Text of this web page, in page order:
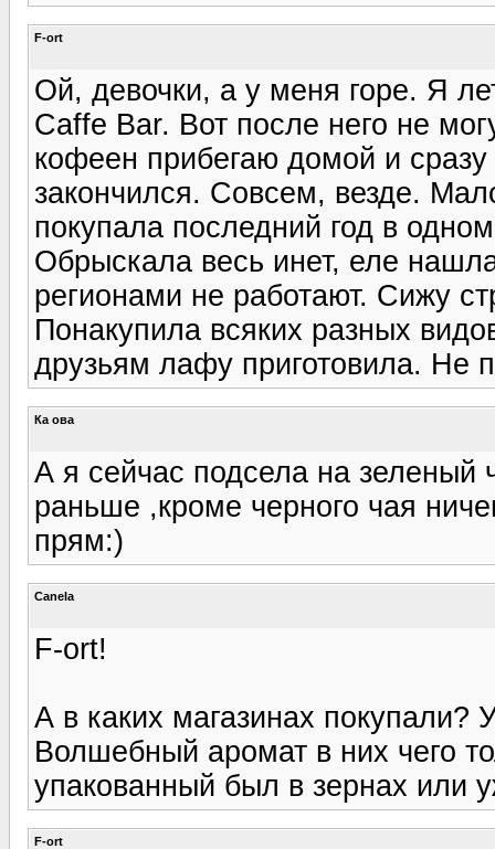
F-ort
Ой, девочки, а у меня горе. Я
Caffe Bar. Вот после него не
кофеен прибегаю домой и
закончился. Совсем, везде.
покупала последний год в
Обрыскала весь инет, еле
регионами не работают. Сижу
Понакупила всяких разных
друзьям лафу приготовила. Не
Ка ова
А я сейчас подсела на зеленый
раньше ,кроме черного чая
прям:)
Canela
F-ort!
А в каких магазинах покупали?
Волшебный аромат в них чего
упакованный был в зернах или
F-ort